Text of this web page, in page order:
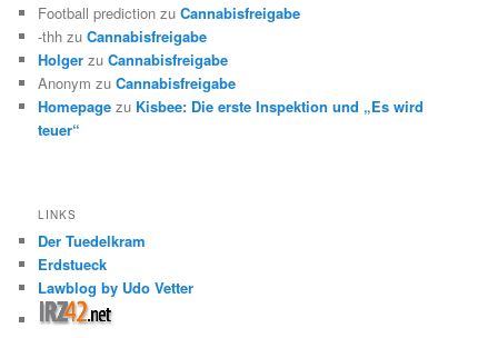
Football prediction zuCannabisfreigabe
-thh zuCannabisfreigabe
Holger zuCannabisfreigabe
Anonym zuCannabisfreigabe
Homepage zu Kisbee: Die erste Inspektion und „Es wird
teuer“
LINKS
Der Tuedelkram
Erdstueck
Lawblog by Udo Vetter